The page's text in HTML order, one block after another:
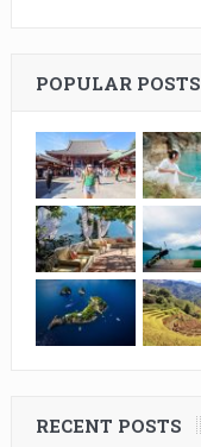
POPULAR POSTS
RECENT POSTS